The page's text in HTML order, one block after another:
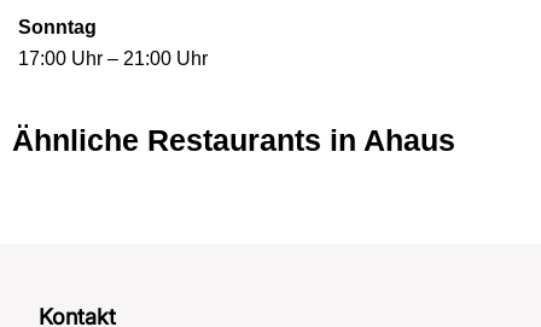
Sonntag
17:00 Uhr – 21:00 Uhr
Ähnliche Restaurants in Ahaus
Kontakt